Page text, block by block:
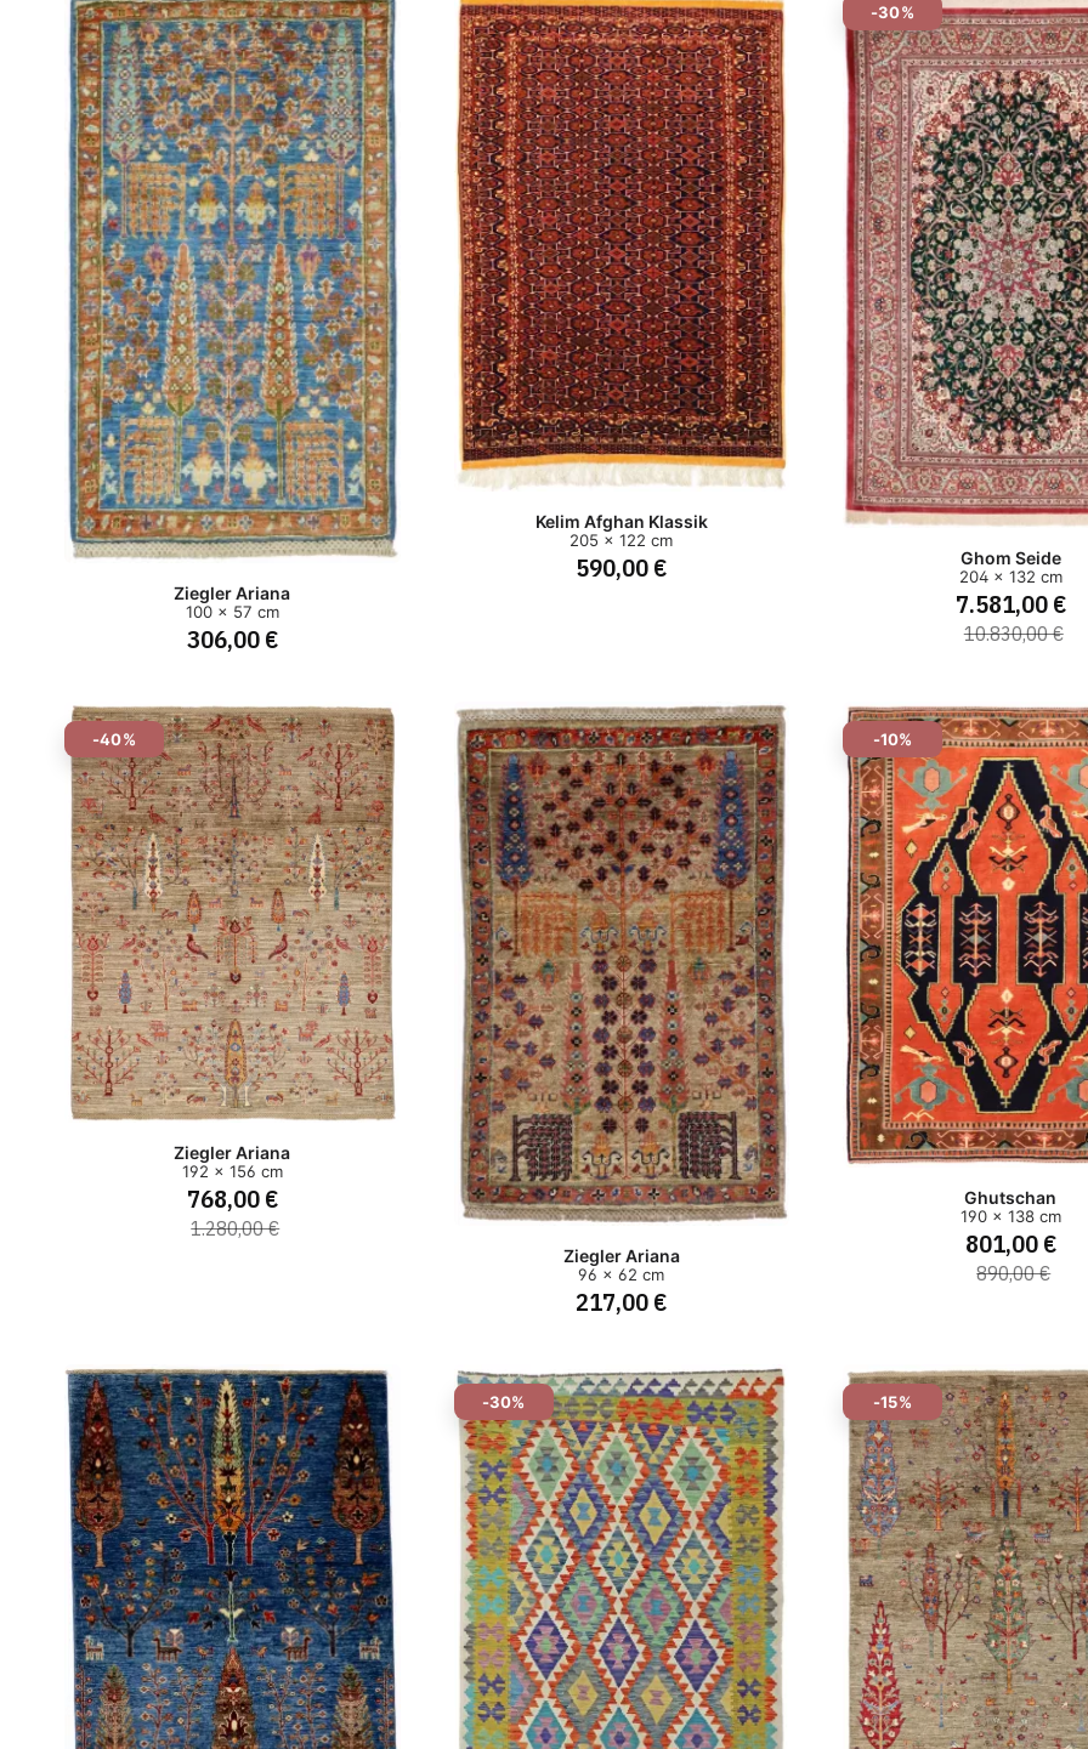
Ziegler Ariana
100 x 57 cm
306,00 €
Kelim Afghan Klassik
205 x 122 cm
590,00 €
-30%
Ghom Seide
204 x 132 cm
7.581,00 €
10.830,00 €
-40%
Ziegler Ariana
192 x 156 cm
768,00 €
1.280,00 €
Ziegler Ariana
96 x 62 cm
217,00 €
-10%
Ghutschan
190 x 138 cm
801,00 €
890,00 €
-30% -15%